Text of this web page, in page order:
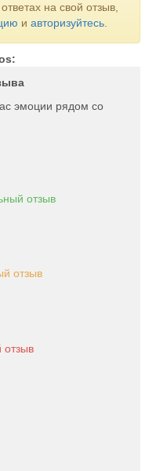
результатов в
на свой отзыв,
и авторизуйтесь
эмоции рядом со
отзыв
отзыв
отзыв